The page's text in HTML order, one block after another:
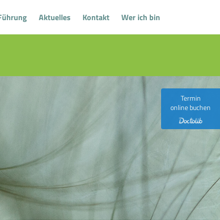
Aktuelles Kontakt Wer ich bin
Termin
online buchen